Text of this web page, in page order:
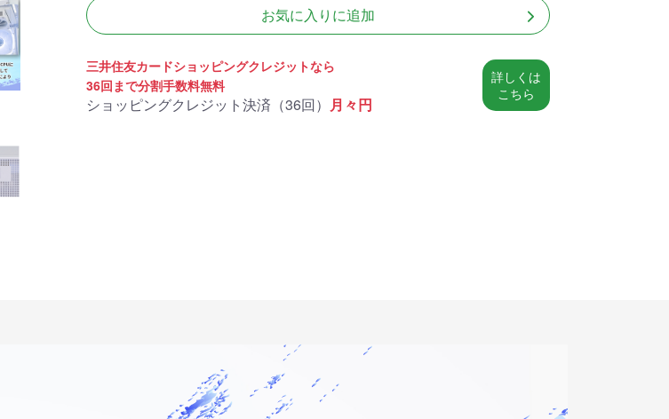
270°パノラマビューが魅せ
る コストパフォーマンスに
優れたモデル
商品詳細
お気に入りに追加
三井住友カードショッピングクレジットなら
36回まで分割手数料無料
ショッピングクレジット決済（36回） 月々円
詳しくは
こちら